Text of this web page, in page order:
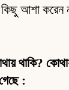
আশা করেন
থাকি?
: